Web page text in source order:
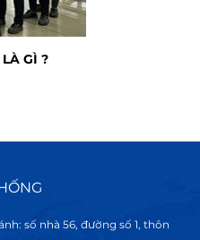
GÌ ?
số nhà 56, đường số 1, thôn